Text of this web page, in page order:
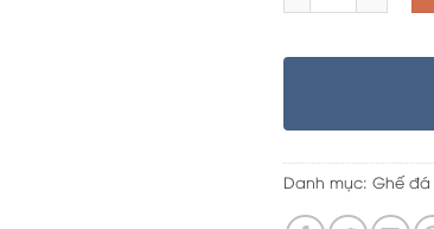
Danh mục: Ghế đá